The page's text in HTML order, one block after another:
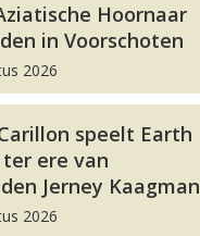
Hoornaar
in Voorschoten
2026
speelt Earth
ere van
Jerney Kaagman
2026